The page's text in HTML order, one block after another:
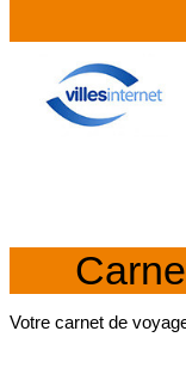
Votre carnet de